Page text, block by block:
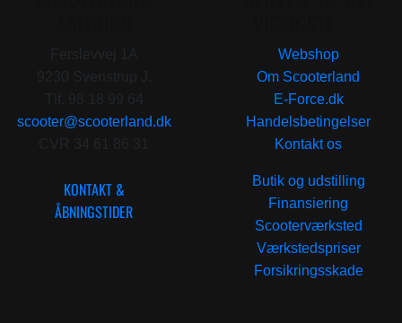
scooter@scooterland.dk
KONTAKT &
ÅBNINGSTIDER
Webshop
Om Scooterland
E-Force.dk
Handelsbetingelser
Kontakt os
Butik og udstilling
Finansiering
Scooterværksted
Værkstedspriser
Forsikringsskade